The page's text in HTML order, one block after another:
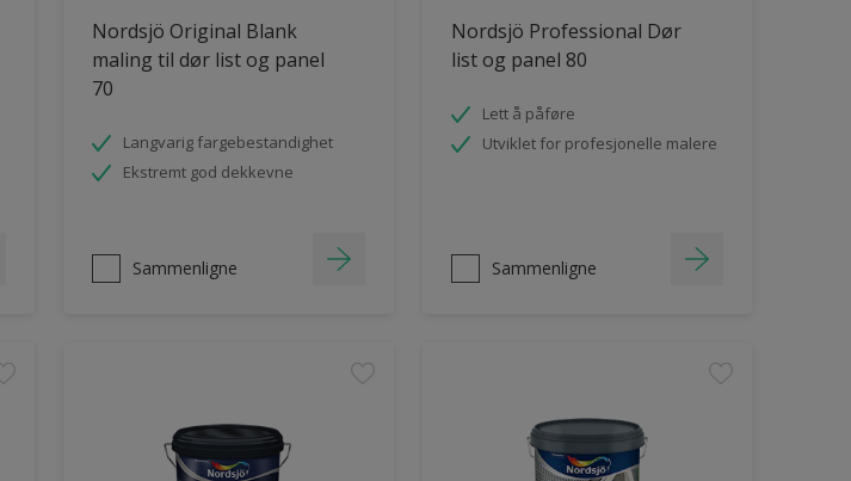
Nordsjö Original Blank
maling til dør list og panel
70
Langvarig fargebestandighet
Ekstremt god dekkevne
Sammenligne
Nordsjö Professional Dør
list og panel 80
Lett å påføre
Utviklet for profesjonelle malere
Sammenligne